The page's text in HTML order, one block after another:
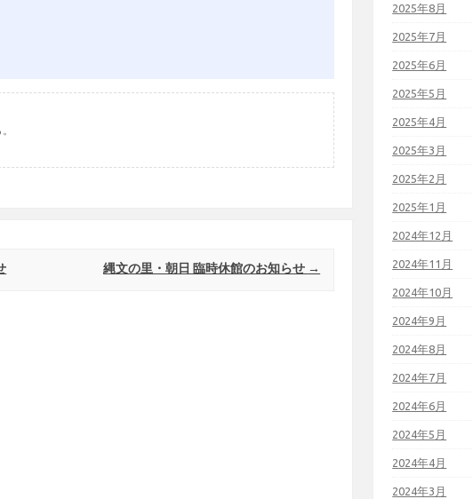
縄文の里・朝日 臨時休館のお知らせ →
2025年8月
2025年7月
2025年6月
2025年5月
2025年4月
2025年3月
2025年2月
2025年1月
2024年12月
2024年11月
2024年10月
2024年9月
2024年8月
2024年7月
2024年6月
2024年5月
2024年4月
2024年3月